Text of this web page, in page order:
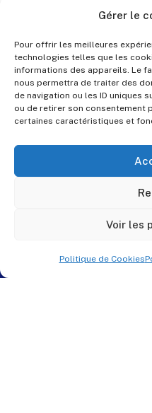
Gérer le
Pour offrir les meilleures
technologies telles que les
informations des appareils. Le
nous permettra de traiter des
de navigation ou les ID uniques
ou de retirer son consentement
certaines caractéristiques et
Voir les
Politique de Cookies